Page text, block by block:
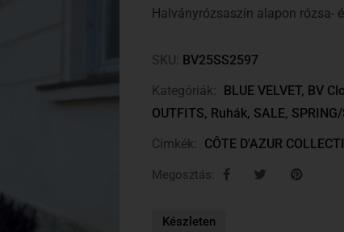
Halványrózsaszín alapon rózsa-
SKU: BV25SS2597
Kategóriák:
BLUE VELVET, BV
OUTFITS, Ruhák, SALE,
Cimkék:
CÔTE D'AZUR
Megosztás:
Készleten